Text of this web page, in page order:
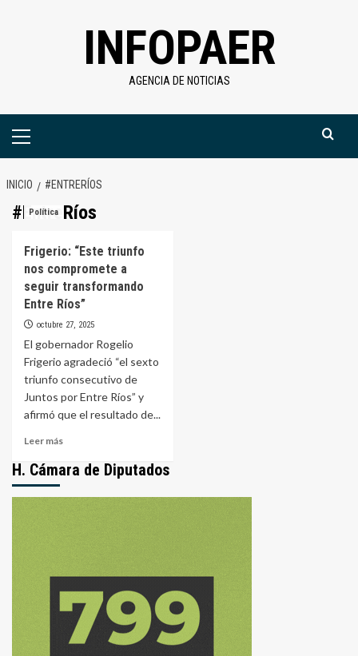
INFOPAER
AGENCIA DE NOTICIAS
Menú
INICIO #ENTRERÍOS
#EntreRíos
Política
Frigerio: “Este triunfo
nos compromete a
seguir transformando
Entre Ríos”
octubre 27, 2025
El gobernador Rogelio
Frigerio agradeció “el sexto
triunfo consecutivo de
Juntos por Entre Ríos” y
afirmó que el resultado de...
Leer más
sobre
“Este
seguir
transformando
Entre
Ríos”
H. Cámara de Diputados